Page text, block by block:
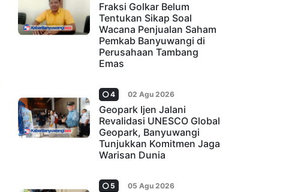
Fraksi Golkar Belum
Tentukan Sikap Soal
Wacana Penjualan Saham
Pemkab Banyuwangi di
Perusahaan Tambang
Emas
4 02 Agu 2026
Geopark Ijen Jalani
Revalidasi UNESCO Global
Geopark, Banyuwangi
Tunjukkan Komitmen Jaga
Warisan Dunia
5 05 Agu 2026